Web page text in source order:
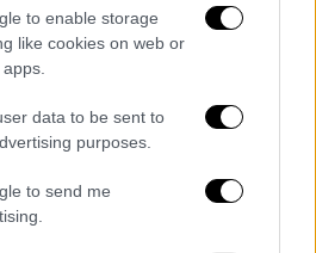
to enable storage
like cookies on web or
data to be sent to
purposes.
to send me